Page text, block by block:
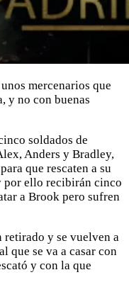
mercenarios que
y no con buenas
soldados de
Anders y Bradley,
que rescaten a su
por ello recibirán cinco
a Brook pero sufren
retirado y se vuelven a
que se va a casar con
y con la que